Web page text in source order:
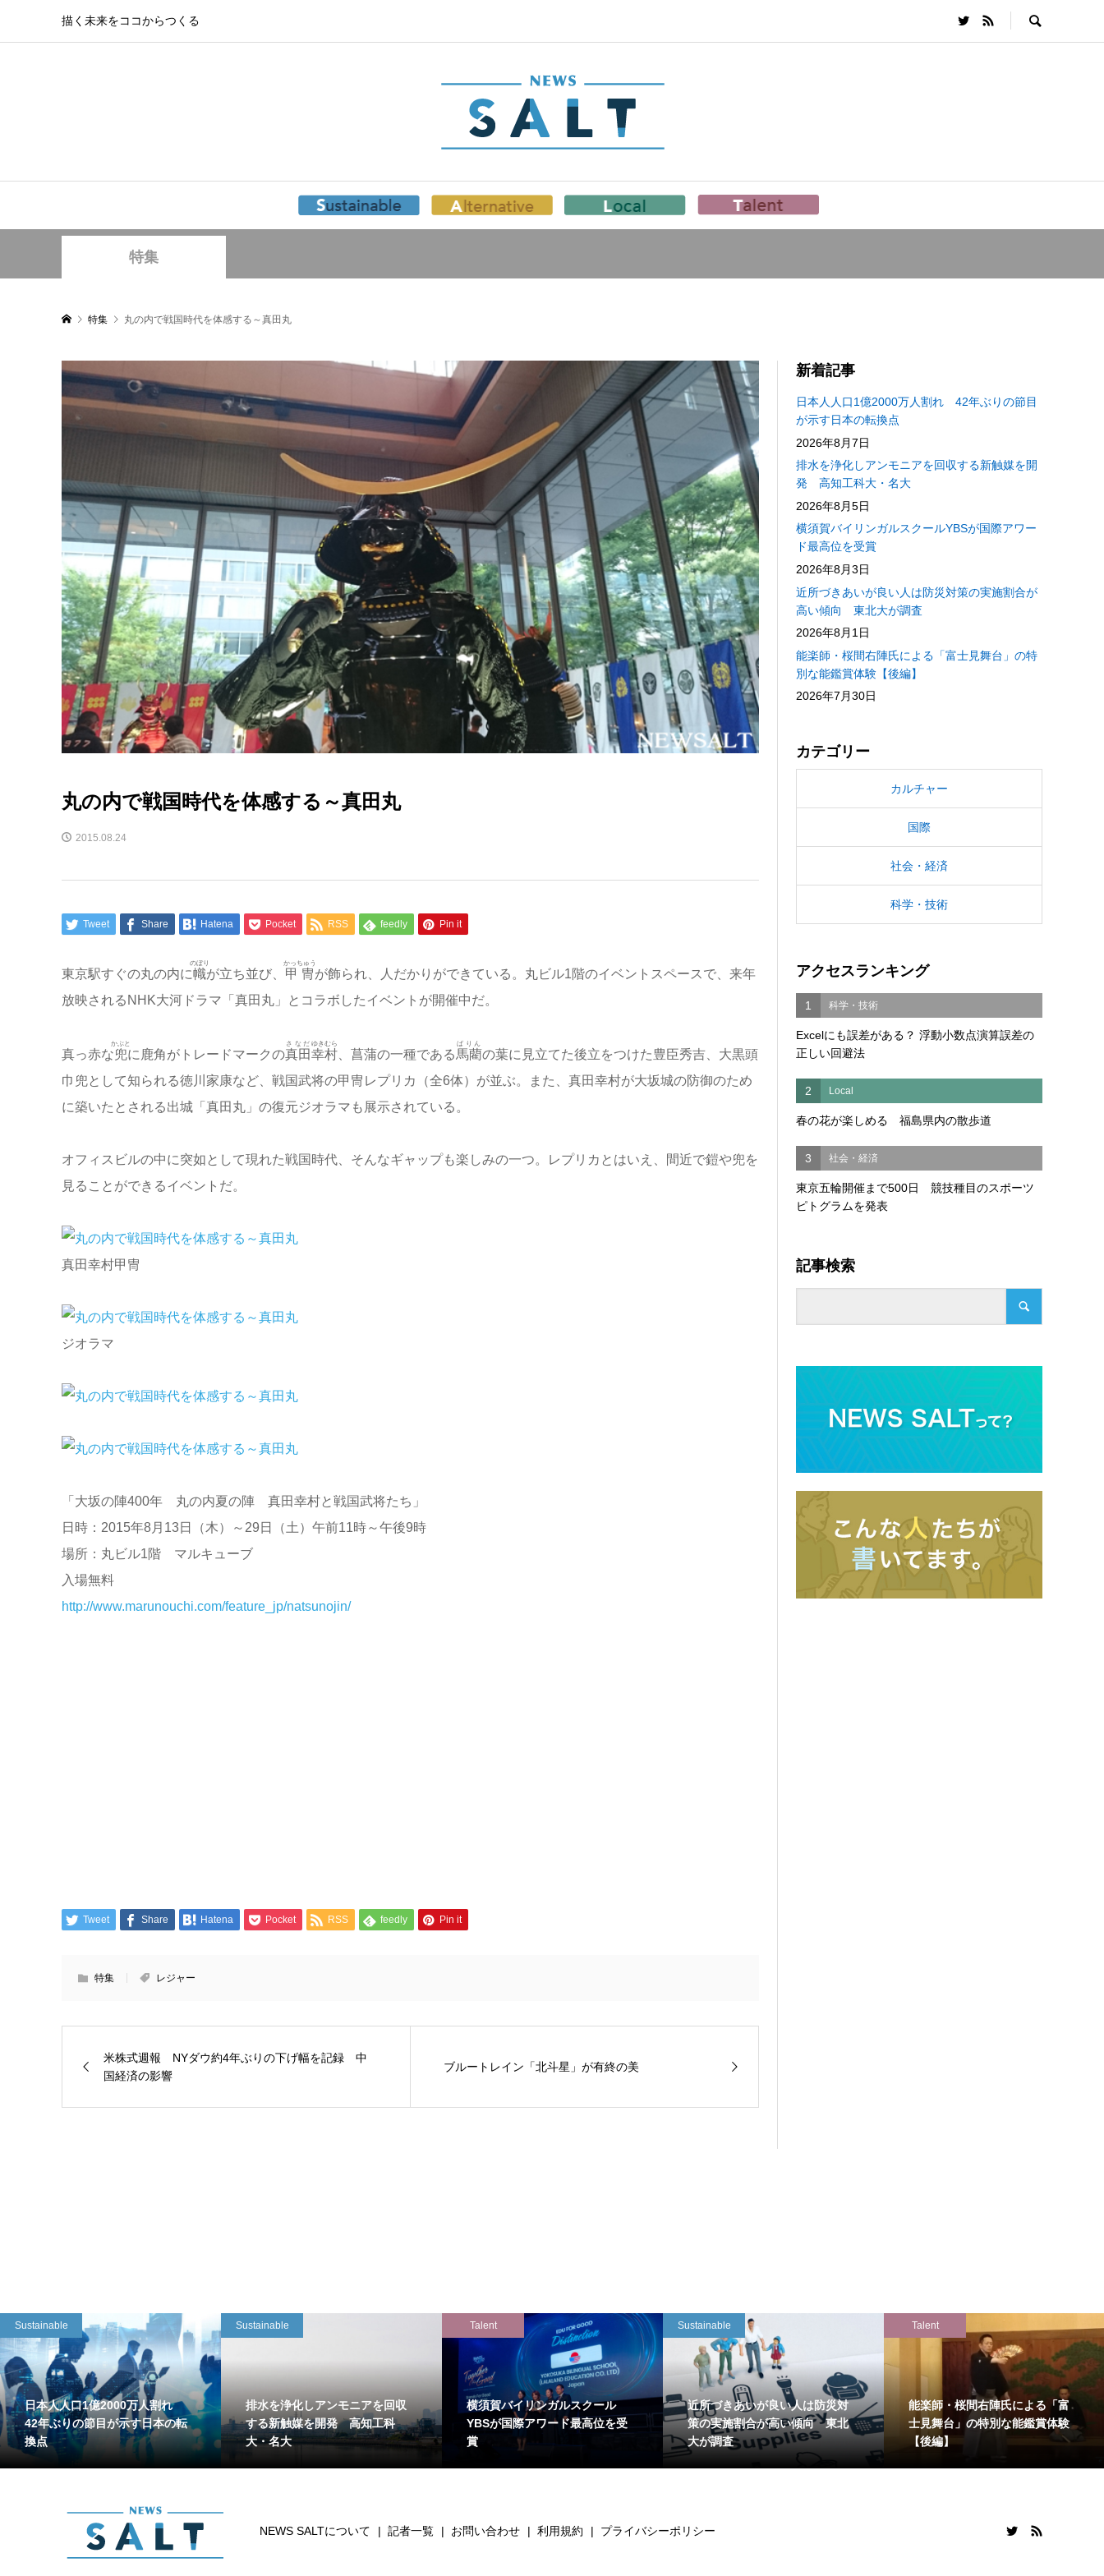
描く未来をココからつくる
特集
特集 丸の内で戦国時代を体感する～真田丸
丸の内で戦国時代を体感する～真田丸
2015.08.24
Tweet Share Hatena Pocket RSS feedly Pin it
東京駅すぐの丸の内に幟
のぼり
が立ち並び、 甲冑
かっちゅう
が飾られ、人だかりができている。丸ビル1階のイベントスペースで、来年
放映されるNHK大河ドラマ「真田丸」とコラボしたイベントが開催中だ。
真っ赤な兜
かぶと
に鹿角がトレードマークの真田
さなだ
幸村
ゆきむら
、菖蒲の一種である馬藺
ばりん
の葉に見立てた後立をつけた豊臣秀吉、大黒頭
巾兜として知られる徳川家康など、戦国武将の甲冑レプリカ（全6体）が並ぶ。また、真田幸村が大坂城の防御のため
に築いたとされる出城「真田丸」の復元ジオラマも展示されている。
オフィスビルの中に突如として現れた戦国時代、そんなギャップも楽しみの一つ。レプリカとはいえ、間近で鎧や兜を
見ることができるイベントだ。
真田幸村甲冑
ジオラマ
「大坂の陣400年 丸の内夏の陣 真田幸村と戦国武将たち」
日時：2015年8月13日（木）～29日（土）午前11時～午後9時
場所：丸ビル1階 マルキューブ
入場無料
http://www.marunouchi.com/feature_jp/natsunojin/
Tweet Share Hatena Pocket RSS feedly Pin it
特集 レジャー
米株式週報 NYダウ約4年ぶりの下げ幅を記録 中
国経済の影響
ブルートレイン「北斗星」が有終の美
新着記事
日本人人口1億2000万人割れ 42年ぶりの節目
が示す日本の転換点
2026年8月7日
排水を浄化しアンモニアを回収する新触媒を開
発 高知工科大・名大
2026年8月5日
横須賀バイリンガルスクールYBSが国際アワー
ド最高位を受賞
2026年8月3日
近所づきあいが良い人は防災対策の実施割合が
高い傾向 東北大が調査
2026年8月1日
能楽師・桜間右陣氏による「富士見舞台」の特
別な能鑑賞体験【後編】
2026年7月30日
カテゴリー
カルチャー
国際
社会・経済
科学・技術
アクセスランキング
1 科学・技術
Excelにも誤差がある？ 浮動小数点演算誤差の
正しい回避法
2 Local
春の花が楽しめる 福島県内の散歩道
3 社会・経済
東京五輪開催まで500日 競技種目のスポーツ
ピトグラムを発表
記事検索
Sustainable
日本人人口1億2000万人割れ
42年ぶりの節目が示す日本の転
換点
Sustainable
排水を浄化しアンモニアを回収
する新触媒を開発 高知工科
大・名大
Talent
横須賀バイリンガルスクール
YBSが国際アワード最高位を受
賞
Sustainable
近所づきあいが良い人は防災対
策の実施割合が高い傾向 東北
大が調査
Talent
能楽師・桜間右陣氏による「富
士見舞台」の特別な能鑑賞体験
【後編】
NEWS SALTについて 記者一覧 お問い合わせ 利用規約 プライバシーポリシー